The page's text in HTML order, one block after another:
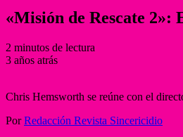
«Misión de Rescate
2 minutos de lectura
3 años atrás
Chris Hemsworth se reúne con el
PorRedacción Revista Sincericidio